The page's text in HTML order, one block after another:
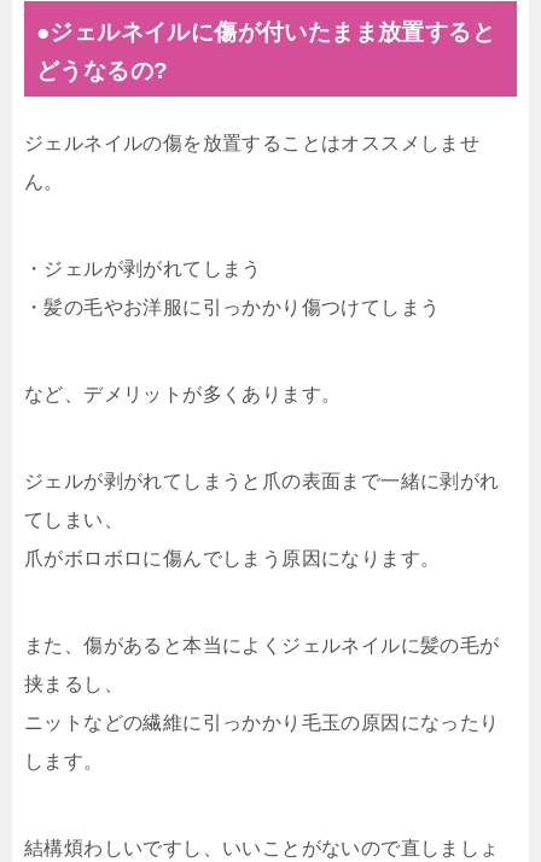
●ジェルネイルに傷が付いたまま放置すると
どうなるの?
ジェルネイルの傷を放置することはオススメしませ
ん。
・ジェルが剥がれてしまう
・髪の毛やお洋服に引っかかり傷つけてしまう
など、デメリットが多くあります。
ジェルが剥がれてしまうと爪の表面まで一緒に剥がれ
てしまい、
爪がボロボロに傷んでしまう原因になります。
また、傷があると本当によくジェルネイルに髪の毛が
挟まるし、
ニットなどの繊維に引っかかり毛玉の原因になったり
します。
結構煩わしいですし、いいことがないので直しましょ